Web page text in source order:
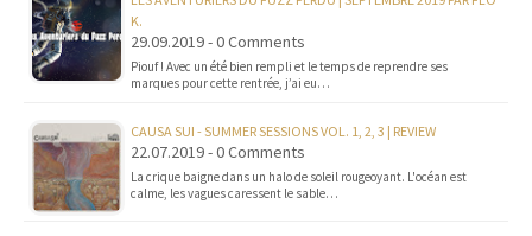
K.
29.09.2019 - 0 Comments
Piouf ! Avec un été bien rempli et le temps de reprendre ses
marques pour cette rentrée, j’ai eu…
CAUSA SUI - SUMMER SESSIONS VOL. 1, 2, 3 | REVIEW
22.07.2019 - 0 Comments
La crique baigne dans un halo de soleil rougeoyant. L'océan est
calme, les vagues caressent le sable…